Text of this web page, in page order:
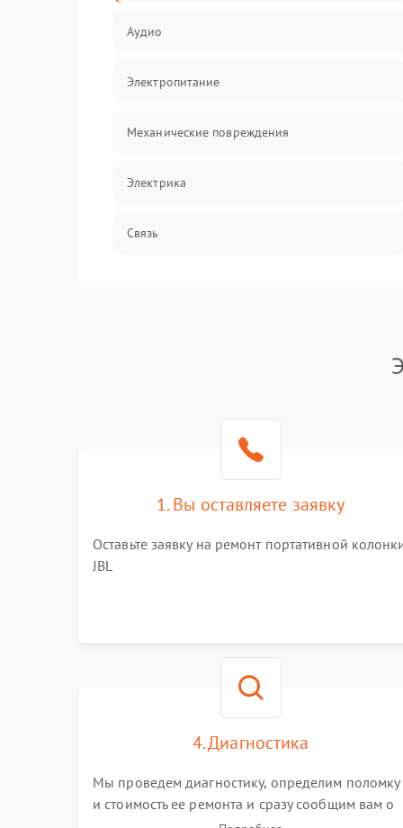
Аудио
Электропитание
Механические повреждения
Электрика
Связь
1. Вы оставляете заявку
Оставьте заявку на ремонт портативной
JBL
4. Диагностика
Мы проведем диагностику, определим поломку
и стоимость ее ремонта и сразу сообщим вам о